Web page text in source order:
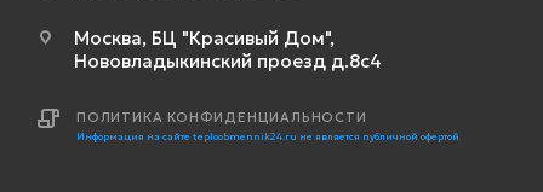
Москва, БЦ "Красивый Дом",
Нововладыкинский проезд д.8с4
ПОЛИТИКА КОНФИДЕНЦИАЛЬНОСТИ
Информация на сайте teploobmennik24.ru не является публичной офертой